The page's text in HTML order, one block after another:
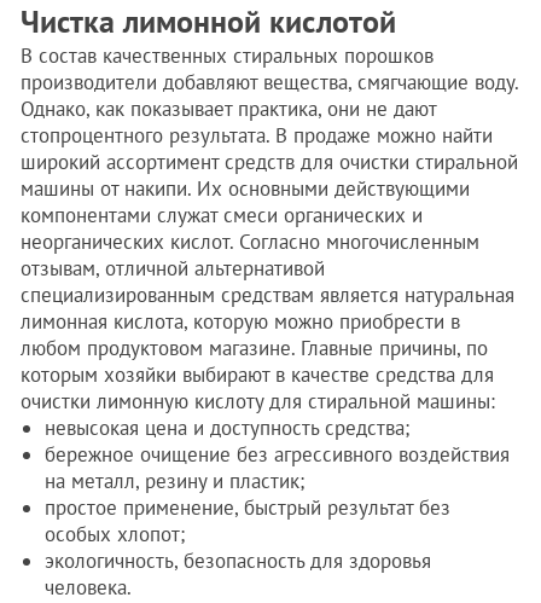
Чистка лимонной кислотой
В состав качественных стиральных порошков
производители добавляют вещества, смягчающие воду.
Однако, как показывает практика, они не дают
стопроцентного результата. В продаже можно найти
широкий ассортимент средств для очистки стиральной
машины от накипи. Их основными действующими
компонентами служат смеси органических и
неорганических кислот. Согласно многочисленным
отзывам, отличной альтернативой
специализированным средствам является натуральная
лимонная кислота, которую можно приобрести в
любом продуктовом магазине. Главные причины, по
которым хозяйки выбирают в качестве средства для
очистки лимонную кислоту для стиральной машины:
невысокая цена и доступность средства;
бережное очищение без агрессивного воздействия
на металл, резину и пластик;
простое применение, быстрый результат без
особых хлопот;
экологичность, безопасность для здоровья
человека.